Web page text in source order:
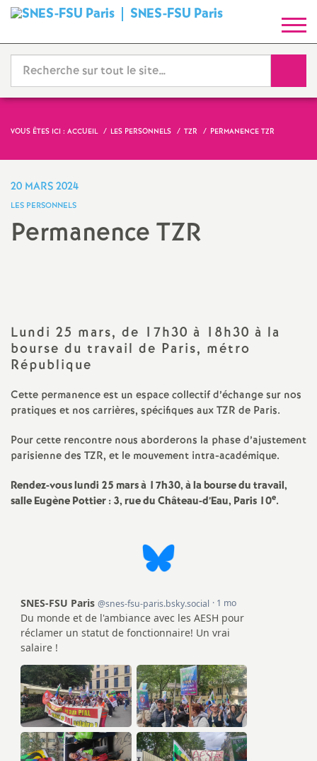
SNES-FSU ParisS
y
n
d
i
a
t
i
o
n
d
e
s
E
n
VOUS ÊTES ICI : ACCUEIL LES PERSONNELS TZR PERMANENCE TZR
20 MARS 2024
LES PERSONNELS
Permanence TZR
Lundi 25 mars, de 17h30 à 18h30 à la
bourse du travail de Paris, métro
République
Cette permanence est un espace collectif d’échange sur nos
pratiques et nos carrières, spécifiques aux TZR de Paris.
Pour cette rencontre nous aborderons la phase d’ajustement
parisienne des TZR, et le mouvement intra-académique.
Rendez-vous lundi 25 mars à 17h30, à la bourse du travail,
salle Eugène Pottier : 3, rue du Château-d’Eau, Paris 10e.